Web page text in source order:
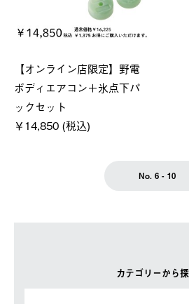
カテゴリーから
【オンライン店限定】野電
ボディエアコン＋氷点下パ
ックセット
￥14,850 (税込)
No. 6 - 10